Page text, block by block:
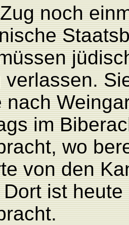
noch
verlassen.
nach
im
wo
von den
ist